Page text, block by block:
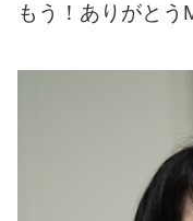
もう！ありがとう